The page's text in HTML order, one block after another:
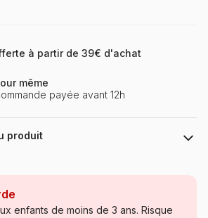
à partir de 39€ d'achat
même
payée avant 12h
produit
Puzzles - Cottages et Châlets
enfants de moins de 3 ans. Risque